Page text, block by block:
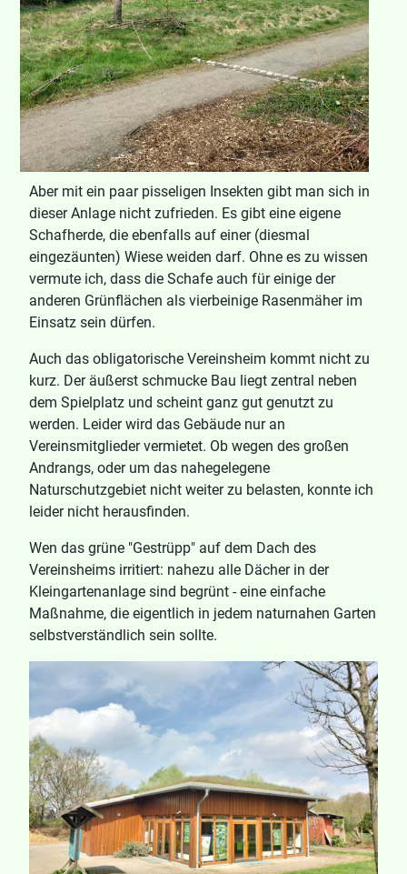
Aber mit ein paar pisseligen Insekten gibt man sich in
dieser Anlage nicht zufrieden. Es gibt eine eigene
Schafherde, die ebenfalls auf einer (diesmal
eingezäunten) Wiese weiden darf. Ohne es zu wissen
vermute ich, dass die Schafe auch für einige der
anderen Grünflächen als vierbeinige Rasenmäher im
Einsatz sein dürfen.
Auch das obligatorische Vereinsheim kommt nicht zu
kurz. Der äußerst schmucke Bau liegt zentral neben
dem Spielplatz und scheint ganz gut genutzt zu
werden. Leider wird das Gebäude nur an
Vereinsmitglieder vermietet. Ob wegen des großen
Andrangs, oder um das nahegelegene
Naturschutzgebiet nicht weiter zu belasten, konnte ich
leider nicht herausfinden.
Wen das grüne "Gestrüpp" auf dem Dach des
Vereinsheims irritiert: nahezu alle Dächer in der
Kleingartenanlage sind begrünt - eine einfache
Maßnahme, die eigentlich in jedem naturnahen Garten
selbstverständlich sein sollte.